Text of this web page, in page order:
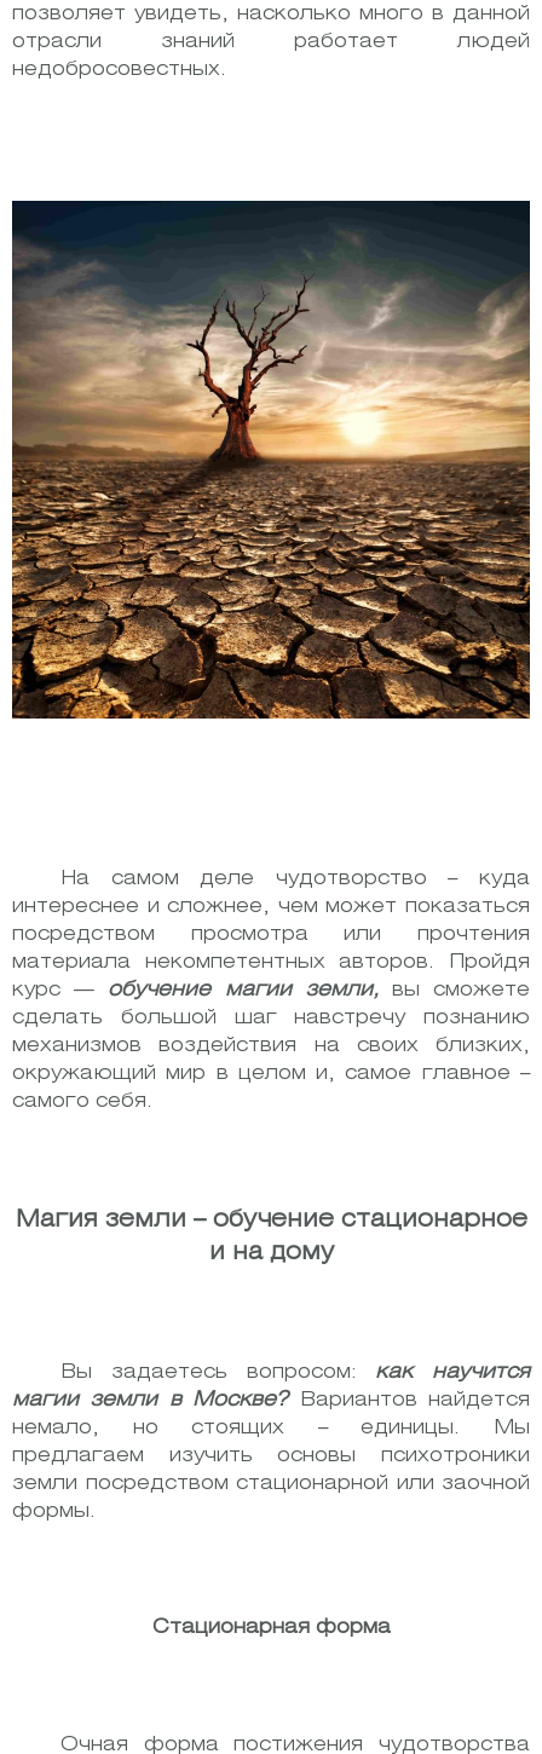
позволяет увидеть, насколько много в данной
отрасли знаний работает людей
недобросовестных.
На самом деле чудотворство – куда
интереснее и сложнее, чем может показаться
посредством просмотра или прочтения
материала некомпетентных авторов. Пройдя
курс — обучение магии земли,вы сможете
сделать большой шаг навстречу познанию
механизмов воздействия на своих близких,
окружающий мир в целом и, самое главное –
самого себя.
Магия земли – обучение стационарное
и на дому
Вы задаетесь вопросом: как научится
магии земли в Москве?Вариантов найдется
немало, но стоящих – единицы. Мы
предлагаем изучить основы психотроники
земли посредством стационарной или заочной
формы.
Стационарная форма
Очная форма постижения чудотворства